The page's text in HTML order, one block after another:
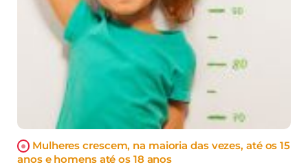
Mulheres crescem, na maioria das vezes, até os 15
anos e homens até os 18 anos